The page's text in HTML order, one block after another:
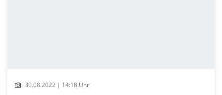
30.08.2022 | 14:18 Uhr